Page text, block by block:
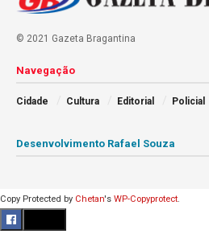
© 2021 Gazeta Bragantina
Navegação
Cidade Cultura Editorial Policial
Desenvolvimento Rafael Souza
Copy Protected by Chetan's WP-Copyprotect.